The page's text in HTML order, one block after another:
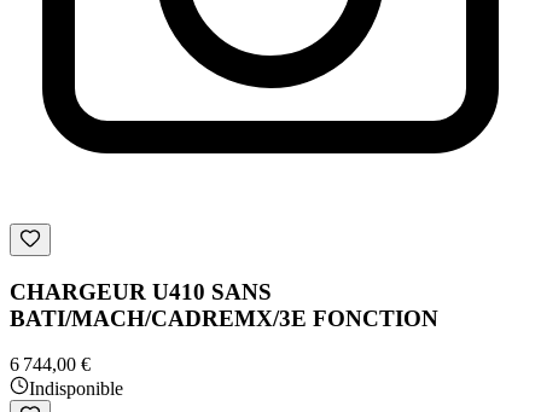
CHARGEUR U410 SANS
BATI/MACH/CADREMX/3E FONCTION
6 744,00 €
Indisponible